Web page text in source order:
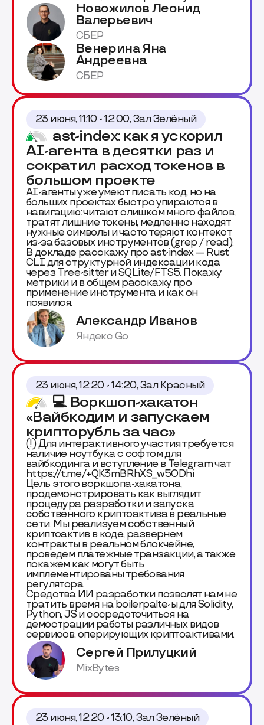
Новожилов Леонид
Валерьевич
СБЕР
Венерина Яна
Андреевна
СБЕР
23 июня, 11:10 - 12:00, Зал Зелёный
ast-index: как я ускорил
AI-агента в десятки раз и
сократил расход токенов в
большом проекте
AI-агенты уже умеют писать код, но на
больших проектах быстро упираются в
навигацию: читают слишком много файлов,
тратят лишние токены, медленно находят
нужные символы и часто теряют контекст
из-за базовых инструментов (grep / read).
В докладе расскажу про ast-index — Rust
CLI для структурной индексации кода
через Tree-sitter и SQLite/FTS5. Покажу
метрики и в общем расскажу про
применение инструмента и как он
появился.
Александр Иванов
Яндекс Go
23 июня, 12:20 - 14:20, Зал Красный
💻 Воркшоп-хакатон
«Вайбкодим и запускаем
крипторубль за час»
(!) Для интерактивного участия требуется
наличие ноутбука с софтом для
вайбкодинга и вступление в Telegram чат
https://t.me/+QK3mBRhXS_w5ODhi
Цель этого воркшопа-хакатона,
продемонстрировать как выглядит
процедура разработки и запуска
собственного криптоактива в реальные
сети. Мы реализуем собственный
криптоактив в коде, развернем
контракты в реальном блокчейне,
проведем платежные транзакции, а также
покажем как могут быть
имплементированы требования
регулятора.
Средства ИИ разработки позволят нам не
тратить время на boilerpalte-ы для Solidity,
Python, JS и сосредоточиться на
демострации работы различных видов
сервисов, оперирующих криптоактивами.
Сергей Прилуцкий
MixBytes
23 июня, 12:20 - 13:10, Зал Зелёный